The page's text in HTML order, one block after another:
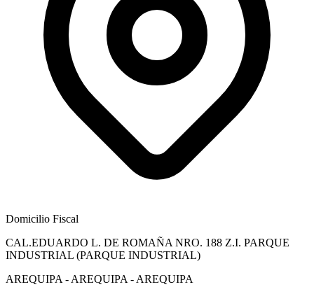
Domicilio Fiscal
CAL.EDUARDO L. DE ROMAÑA NRO. 188 Z.I. PARQUE
INDUSTRIAL (PARQUE INDUSTRIAL)
AREQUIPA - AREQUIPA - AREQUIPA